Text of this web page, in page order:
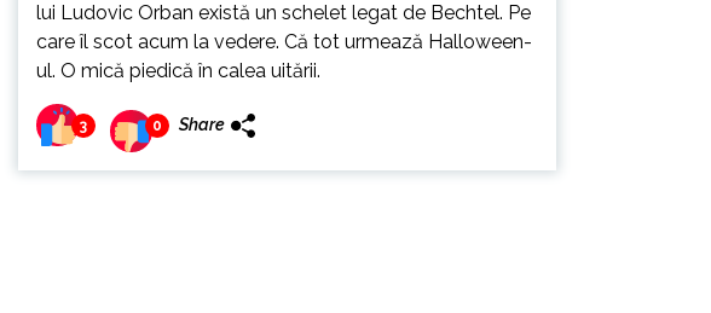
lui Ludovic Orban există un schelet legat de Bechtel. Pe
care îl scot acum la vedere. Că tot urmează Halloween-
ul. O mică piedică în calea uitării.
3 0 Share